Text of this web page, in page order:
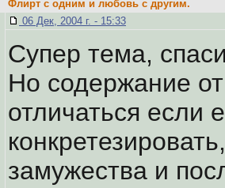
Флирт с одним и любовь с другим.
06 Дек, 2004 г. - 15:33
Супер тема,
Но содержание
отличаться если
замужества и